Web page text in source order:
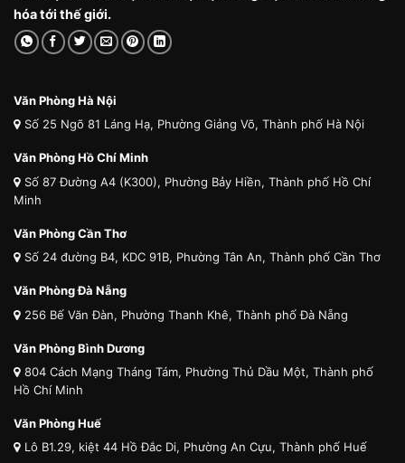
hóa tới thế giới.
Văn Phòng Hà Nội
Số 25 Ngõ 81 Láng Hạ, Phường Giảng Võ, Thành phố Hà Nội
Văn Phòng Hồ Chí Minh
Số 87 Đường A4 (K300), Phường Bảy Hiền, Thành phố Hồ Chí
Minh
Văn Phòng Cần Thơ
Số 24 đường B4, KDC 91B, Phường Tân An, Thành phố Cần Thơ
Văn Phòng Đà Nẵng
256 Bế Văn Đàn, Phường Thanh Khê, Thành phố Đà Nẵng
Văn Phòng Bình Dương
804 Cách Mạng Tháng Tám, Phường Thủ Dầu Một, Thành phố
Hồ Chí Minh
Văn Phòng Huế
Lô B1.29, kiệt 44 Hồ Đắc Di, Phường An Cựu, Thành phố Huế